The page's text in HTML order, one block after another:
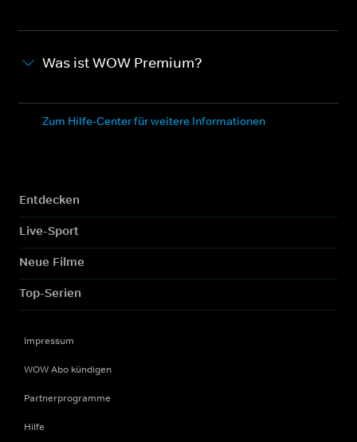
Was ist WOW Premium?
Zum Hilfe-Center für weitere Informationen
Entdecken
Live-Sport
Neue Filme
Top-Serien
Impressum
WOW Abo kündigen
Partnerprogramme
Hilfe